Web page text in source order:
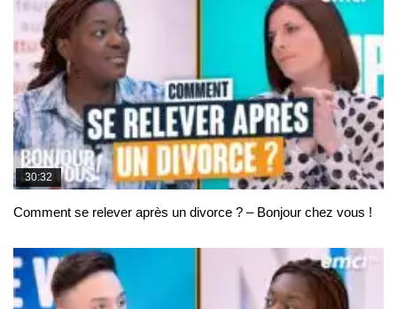
30:32
Comment se relever après un divorce ? – Bonjour chez vous !